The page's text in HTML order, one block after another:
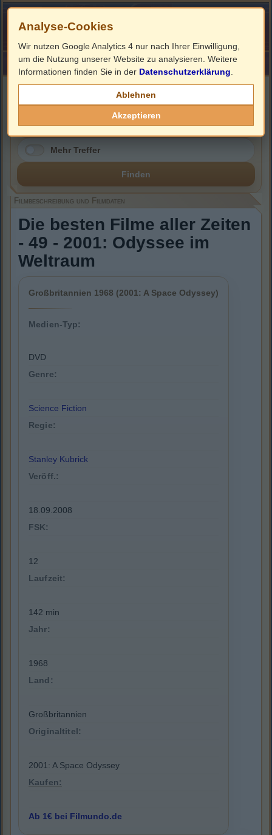
HOME ImpressumLinks
Filmbeschreibung, Cover & DVD Infos
Mehr Treffer
Finden
Filmbeschreibung und Filmdaten
Die besten Filme aller Zeiten
- 49 - 2001: Odyssee im
Weltraum
Großbritannien 1968 (2001: A Space Odyssey)
Medien-Typ:
DVD
Genre:
Science Fiction
Regie:
Stanley Kubrick
Veröff.:
18.09.2008
FSK:
12
Laufzeit:
142 min
Jahr:
1968
Land:
Großbritannien
Originaltitel:
2001: A Space Odyssey
Kaufen:
Ab 1€ bei Filmundo.de
Analyse-Cookies
Wir nutzen Google Analytics 4 nur nach Ihrer Einwilligung,
um die Nutzung unserer Website zu analysieren. Weitere
Informationen finden Sie in der Datenschutzerklärung
Ablehnen
Akzeptieren